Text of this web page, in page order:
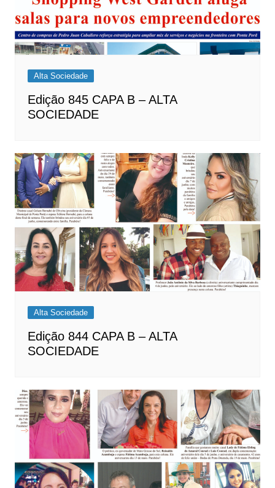
Alta Sociedade
Edição 845 CAPA B – ALTA
SOCIEDADE
Alta Sociedade
Edição 844 CAPA B – ALTA
SOCIEDADE